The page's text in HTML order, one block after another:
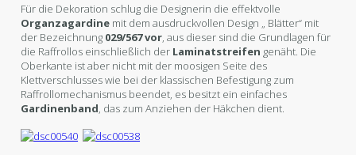
Für die Dekoration schlug die Designerin die effektvolle
Organzagardine mit dem ausdruckvollen Design „ Blätter“ mit
der Bezeichnung 029/567 vor, aus dieser sind die Grundlagen für
die Raffrollos einschließlich der Laminatstreifen genäht. Die
Oberkante ist aber nicht mit der moosigen Seite des
Klettverschlusses wie bei der klassischen Befestigung zum
Raffrollomechanismus beendet, es besitzt ein einfaches
Gardinenband, das zum Anziehen der Häkchen dient.